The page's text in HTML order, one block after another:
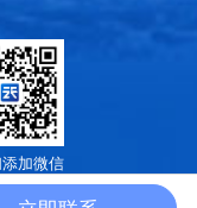
加微信
，手持气象站厂家 气象